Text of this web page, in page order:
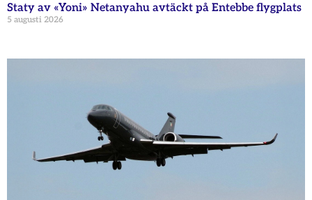
Staty av «Yoni» Netanyahu avtäckt på Entebbe flygplats
5 augusti 2026